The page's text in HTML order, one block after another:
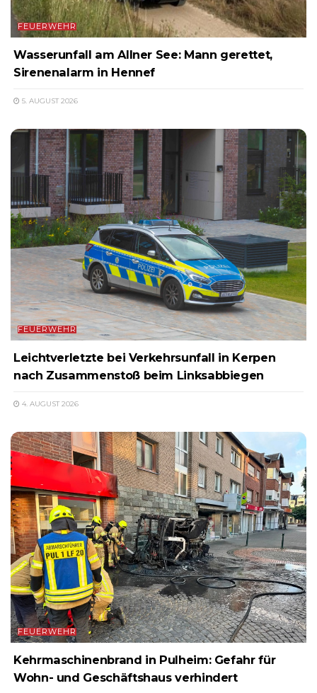
FEUERWEHR
Wasserunfall am Allner See: Mann gerettet,
Sirenenalarm in Hennef
5. AUGUST 2026
FEUERWEHR
Leichtverletzte bei Verkehrsunfall in Kerpen
nach Zusammenstoß beim Linksabbiegen
4. AUGUST 2026
FEUERWEHR
Kehrmaschinenbrand in Pulheim: Gefahr für
Wohn- und Geschäftshaus verhindert